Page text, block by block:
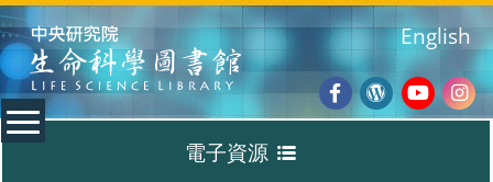
:::
Facebook
Wordpress
English
電子資源